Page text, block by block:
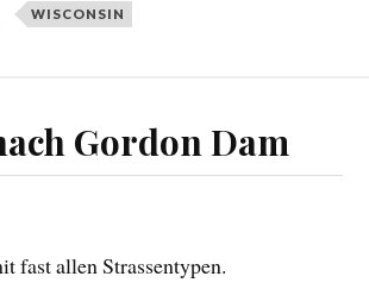
WISCONSIN
Gordon Dam
fast allen Strassentypen.